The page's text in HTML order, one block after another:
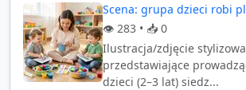
Scena: grupa dzieci robi
👁️ 283 • 📥 0
Ilustracja/zdjęcie
przedstawiające
dzieci (2–3 lat) siedz...